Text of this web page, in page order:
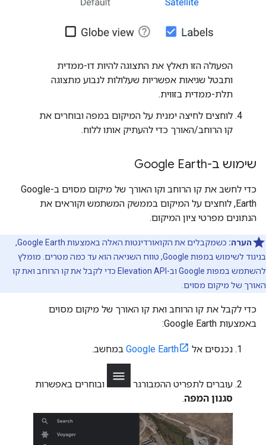
הפעולה הזו תאלץ את התצוגה להיות דו-ממדית
ותבטל שגיאות אפשריות שעלולות לנבוע מתצוגה
תלת-ממדית בזווית.
לוחצים לחיצה ימנית על המיקום במפה ובוחרים את
קו הרוחב/האורך כדי להעתיק אותו ללוח.
שימוש ב-Google Earth
כדי לחשב את קו הרוחב וקו האורך של מיקום מסוים ב-Google
Earth, לוחצים על המיקום בממשק המשתמש וקוראים את
הנתונים מפרטי ציון המיקום.
הערה:
כשמקבלים את הקואורדינטות האלה באמצעות Google Earth,
בניגוד לשימוש במפות Google, טווח השגיאה הוא עד כמה מטרים. מומלץ
להשתמש במפות Google וב-Elevation API כדי לקבל את קו הרוחב ואת קו
האורך של מיקום מסוים.
כדי לקבל את קו הרוחב ואת קו האורך של מיקום מסוים
באמצעות Google Earth:
נכנסים אל Google Earth במחשב.
עוברים לתפריט ההמבורגר
ובוחרים באפשרות
סגנון המפה.